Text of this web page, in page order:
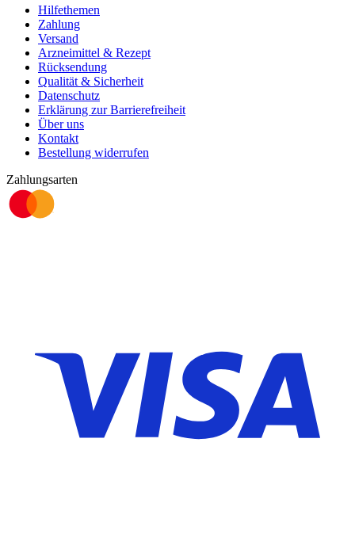
Hilfethemen
Zahlung
Versand
Arzneimittel & Rezept
Rücksendung
Qualität & Sicherheit
Datenschutz
Erklärung zur Barrierefreiheit
Über uns
Kontakt
Bestellung widerrufen
Zahlungsarten